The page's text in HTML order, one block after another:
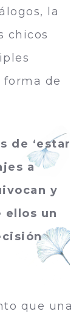
la
chicos
forma de
de ‘estar
a
y
ellos un
que una